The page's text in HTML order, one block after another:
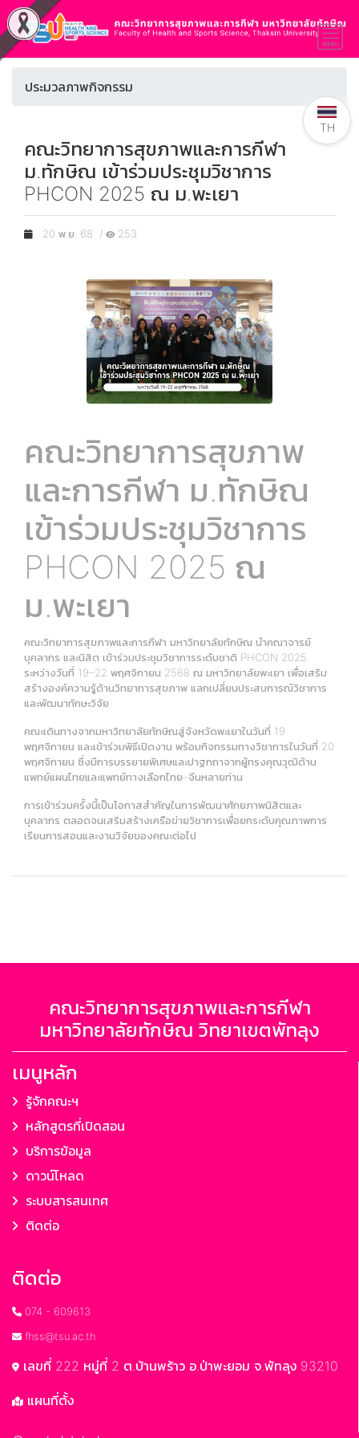
ประมวลภาพกิจกรรม
คณะวิทยาการสุขภาพและการกีฬา
ม.ทักษิณ เข้าร่วมประชุมวิชาการ
PHCON 2025 ณ ม.พะเยา
20 พ.ย. 68 / 253
คณะวิทยาการสุขภาพ
และการกีฬา ม.ทักษิณ
เข้าร่วมประชุมวิชาการ
PHCON 2025 ณ
ม.พะเยา
คณะวิทยาการสุขภาพและการกีฬา มหาวิทยาลัยทักษิณ นำคณาจารย์
บุคลากร และนิสิต เข้าร่วมประชุมวิชาการระดับชาติ PHCON 2025
ระหว่างวันที่ 19–22 พฤศจิกายน 2568 ณ มหาวิทยาลัยพะเยา เพื่อเสริม
สร้างองค์ความรู้ด้านวิทยาการสุขภาพ แลกเปลี่ยนประสบการณ์วิชาการ
และพัฒนาทักษะวิจัย
คณะเดินทางจากมหาวิทยาลัยทักษิณสู่จังหวัดพะเยาในวันที่ 19
พฤศจิกายน และเข้าร่วมพิธีเปิดงาน พร้อมกิจกรรมทางวิชาการในวันที่ 20
พฤศจิกายน ซึ่งมีการบรรยายพิเศษและปาฐกถาจากผู้ทรงคุณวุฒิด้าน
แพทย์แผนไทยและแพทย์ทางเลือกไทย–จีนหลายท่าน
การเข้าร่วมครั้งนี้เป็นโอกาสสำคัญในการพัฒนาศักยภาพนิสิตและ
บุคลากร ตลอดจนเสริมสร้างเครือข่ายวิชาการเพื่อยกระดับคุณภาพการ
เรียนการสอนและงานวิจัยของคณะต่อไป
คณะวิทยาการสุขภาพและการกีฬา
มหาวิทยาลัยทักษิณ วิทยาเขตพัทลุง
เมนูหลัก
รู้จักคณะฯ
หลักสูตรที่เปิดสอน
บริการข้อมูล
ดาวน์โหลด
ระบบสารสนเทศ
ติดต่อ
ติดต่อ
074 - 609613
fhss@tsu.ac.th
เลขที่ 222 หมู่ที่ 2 ต.บ้านพร้าว อ.ป่าพะยอม จ.พัทลุง 93210
แผนที่ตั้ง
TH